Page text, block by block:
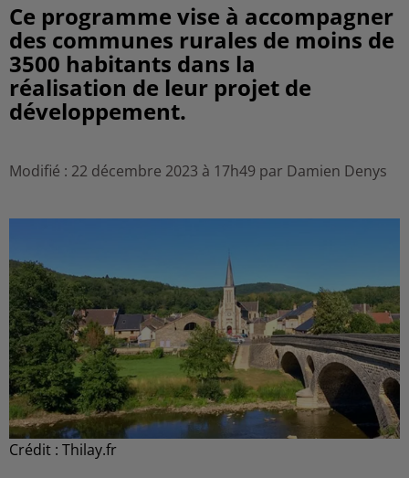
Ce programme vise à accompagner
des communes rurales de moins de
3500 habitants dans la
réalisation de leur projet de
développement.
Modifié : 22 décembre 2023 à 17h49 par Damien Denys
Crédit : Thilay.fr